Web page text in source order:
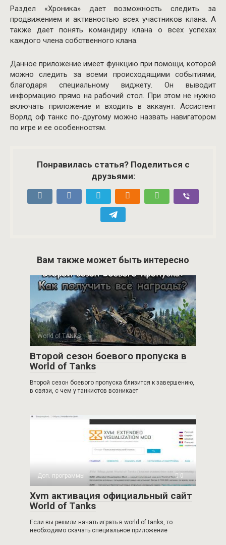
Раздел «Хроника» дает возможность следить за
продвижением и активностью всех участников клана. А
также дает понять командиру клана о всех успехах
каждого члена собственного клана.
Данное приложение имеет функцию при помощи, которой
можно следить за всеми происходящими событиями,
благодаря специальному виджету. Он выводит
информацию прямо на рабочий стол. При этом не нужно
включать приложение и входить в аккаунт. Ассистент
Ворлд оф танкс по-другому можно назвать навигатором
по игре и ее особенностям.
Понравилась статья? Поделиться с
друзьями:
Вам также может быть интересно
World of TANKS 0
Второй сезон боевого пропуска в
World of Tanks
Второй сезон боевого пропуска близится к завершению,
в связи, с чем у танкистов возникает
Доп. программы 0
Xvm активация официальный сайт
World of Tanks
Если вы решили начать играть в world of tanks, то
необходимо скачать специальное приложение